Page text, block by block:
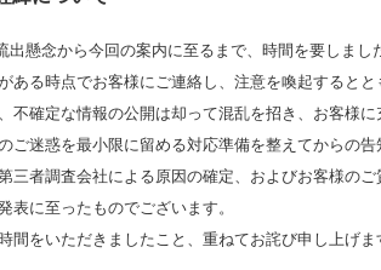
懸念から今回の案内に至るまで、時間を要しまし
ある時点でお客様にご連絡し、注意を喚起すると
不確定な情報の公開は却って混乱を招き、お客様
ご迷惑を最小限に留める対応準備を整えてからの
三者調査会社による原因の確定、およびお客様の
表に至ったものでございます。
間をいただきましたこと、重ねてお詫び申し上げま